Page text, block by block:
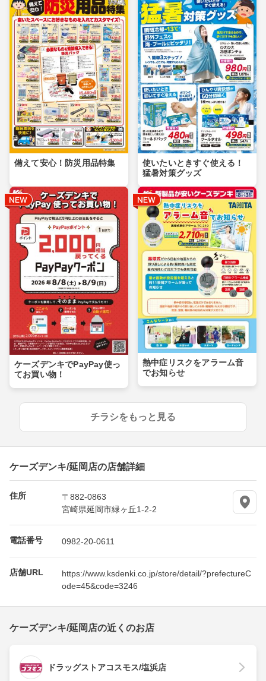
備えて安心！防災用品特集
使いたいときすぐ使える！
猛暑対策グッズ
ケーズデンキでPayPay使っ
てお買い物！
熱中症リスクをアラーム音
でお知らせ
チラシをもっと見る
ケーズデンキ/延岡店の店舗詳細
住所
〒882-0863
宮崎県延岡市緑ヶ丘1-2-2
電話番号 0982-20-0611
店舗URL
https://www.ksdenki.co.jp/store/detail/?prefectureC
ode=45&code=3246
ケーズデンキ/延岡店の近くのお店
ドラッグストアコスモス/塩浜店